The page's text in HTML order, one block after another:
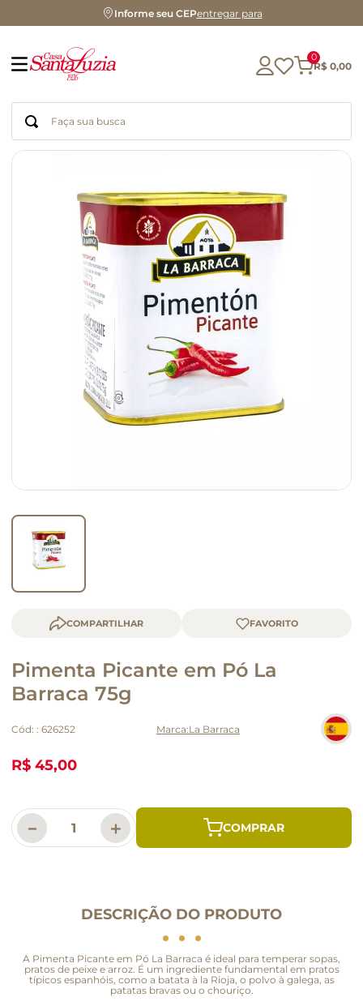
Informe seu CEPentregar para
0
R$ 0,00
Faça sua busca
COMPARTILHAR
Pimenta Picante em Pó La
Barraca 75g
Cód: : 626252 La Barraca
R$ 45,00
＋
－
DESCRIÇÃO DO PRODUTO
A Pimenta Picante em Pó La Barraca é ideal para temperar sopas,
pratos de peixe e arroz. É um ingrediente fundamental em pratos
típicos espanhóis, como a batata à la Rioja, o polvo à galega, as
patatas bravas ou o chouriço.